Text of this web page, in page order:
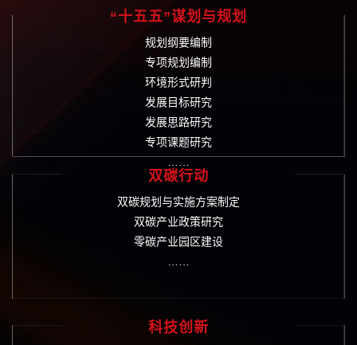
“十五五”谋划与规划
规划纲要编制
专项规划编制
环境形式研判
发展目标研究
发展思路研究
专项课题研究
双碳行动
双碳规划与实施方案制定
双碳产业政策研究
零碳产业园区建设
科技创新